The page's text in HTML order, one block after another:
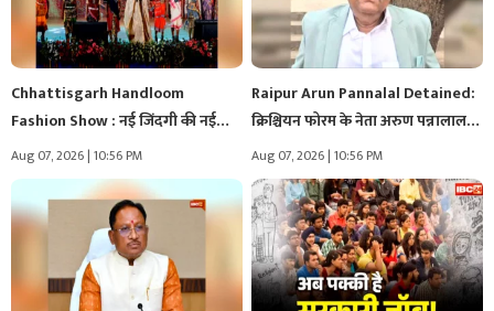
Chhattisgarh Handloom
Fashion Show : नई जिंदगी की नई
उड़ान!…
Aug 07, 2026 | 10:56 PM
Raipur Arun Pannalal Detained:
क्रिश्चियन फोरम के नेता अरुण पन्नालाल…
Aug 07, 2026 | 10:56 PM